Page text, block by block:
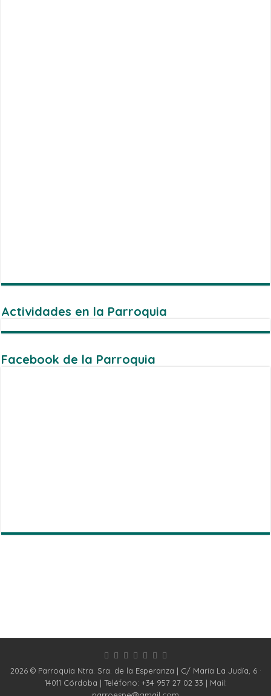
Actividades en la Parroquia
Facebook de la Parroquia
2026 © Parroquia Ntra. Sra. de la Esperanza | C/ María La Judía, 6 ·
14011 Córdoba | Teléfono: +34 957 27 02 33 | Mail: